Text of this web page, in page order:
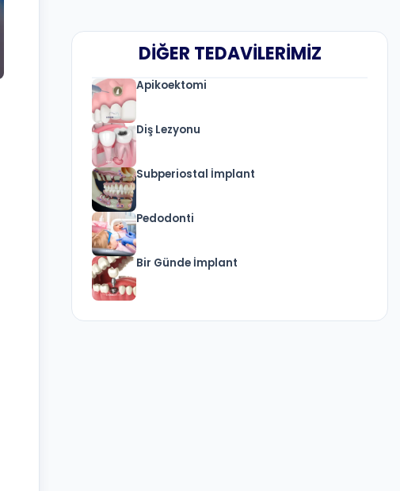
DIĞER TEDAVILERIMIZ
Apikoektomi
Diş Lezyonu
Subperiostal İmplant
Pedodonti
Bir Günde İmplant